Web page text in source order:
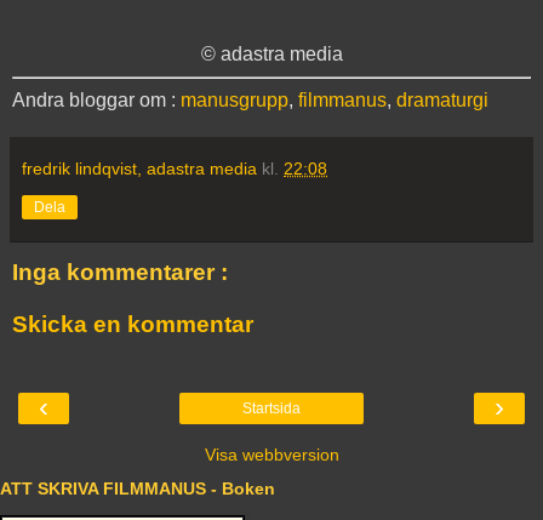
© adastra media
Andra bloggar om : manusgrupp, filmmanus, dramaturgi
fredrik lindqvist, adastra media kl. 22:08
Dela
Inga kommentarer :
Skicka en kommentar
‹ ›
Startsida
Visa webbversion
ATT SKRIVA FILMMANUS - Boken